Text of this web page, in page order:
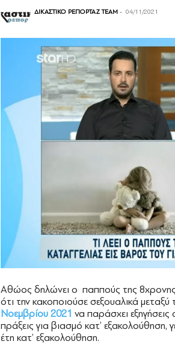
ΔΙΚΑΣΤΙΚΟ ΡΕΠΟΡΤΑΖ TEAM - 04/11/2021
Aθώος δηλώνει ο παππούς της 8χρονης
ότι την κακοποιούσε σεξουαλικά
Νοεμβρίου 2021 να παράσχει εξηγήσεις
πράξεις για βιασμό κατ’ εξακολούθηση,
έτη κατ’ εξακολούθηση.